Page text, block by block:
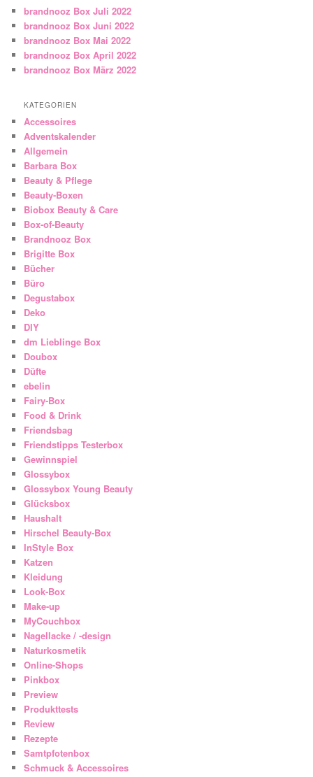
brandnooz Box Juli 2022
brandnooz Box Juni 2022
brandnooz Box Mai 2022
brandnooz Box April 2022
brandnooz Box März 2022
KATEGORIEN
Accessoires
Adventskalender
Allgemein
Barbara Box
Beauty & Pflege
Beauty-Boxen
Biobox Beauty & Care
Box-of-Beauty
Brandnooz Box
Brigitte Box
Bücher
Büro
Degustabox
Deko
DIY
dm Lieblinge Box
Doubox
Düfte
ebelin
Fairy-Box
Food & Drink
Friendsbag
Friendstipps Testerbox
Gewinnspiel
Glossybox
Glossybox Young Beauty
Glücksbox
Haushalt
Hirschel Beauty-Box
InStyle Box
Katzen
Kleidung
Look-Box
Make-up
MyCouchbox
Nagellacke / -design
Naturkosmetik
Online-Shops
Pinkbox
Preview
Produkttests
Review
Rezepte
Samtpfotenbox
Schmuck & Accessoires